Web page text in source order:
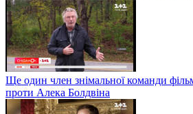
Ще один член знімальної команди
проти Алека Болдвіна